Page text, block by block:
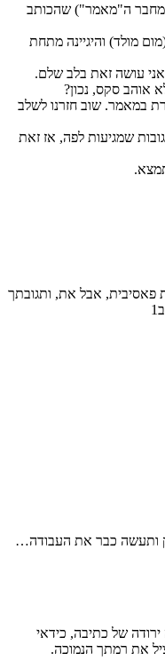
מחבר ה"מאמר") שהכותב
מולד) והיגיינה מתחת
עושה זאת בלב שלם.
אוהב סקס, נכון?
במאמר. שוב חזרנו לשלב
דקות את התגובות שמגיעות לפה, אז זאת
פאסיבית, אבל את, ותגובתך
ותעשה כבר את העבודה…
של כתיבה, כידאי
את רמתך הנמוכה.